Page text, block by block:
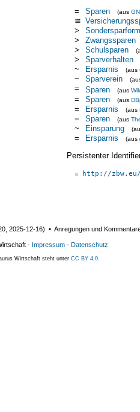
=
Sparen (aus
≅
>
Sondersparform
>
Zwangssparen
>
Schulsparen
>
Sparverhalten
~
Ersparnis (aus
~ Sparverein
= Sparen (aus
= Sparen (aus
= Ersparnis (aus
= Sparen (aus
~ Einsparung
= Ersparnis (aus
Persistenter
http://
2025-12-16) ▪ Anregungen und
- Impressum - Datenschutz
Wirtschaft steht unter CC BY 4.0